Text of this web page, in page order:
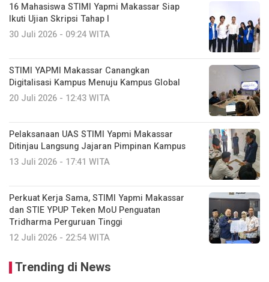
16 Mahasiswa STIMI Yapmi Makassar Siap
Ikuti Ujian Skripsi Tahap I
30 Juli 2026 - 09:24 WITA
STIMI YAPMI Makassar Canangkan
Digitalisasi Kampus Menuju Kampus Global
20 Juli 2026 - 12:43 WITA
Pelaksanaan UAS STIMI Yapmi Makassar
Ditinjau Langsung Jajaran Pimpinan Kampus
13 Juli 2026 - 17:41 WITA
Perkuat Kerja Sama, STIMI Yapmi Makassar
dan STIE YPUP Teken MoU Penguatan
Tridharma Perguruan Tinggi
12 Juli 2026 - 22:54 WITA
Trending di News